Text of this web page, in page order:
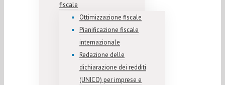
fiscale
Ottimizzazione fiscale
Pianificazione fiscale
internazionale
Redazione delle
dichiarazione dei redditi
(UNICO) per imprese e